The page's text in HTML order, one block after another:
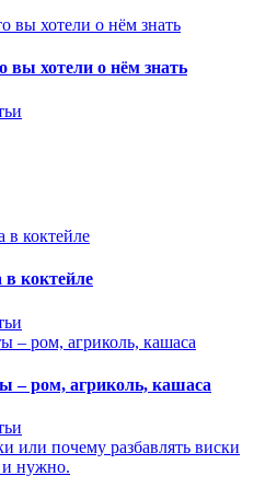
вы хотели о нём знать
коктейле
– ром, агриколь, кашаса